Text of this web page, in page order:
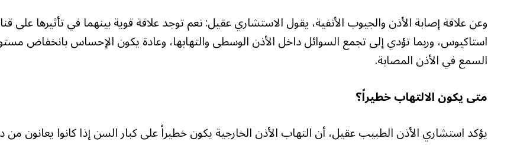
وعن علاقة إصابة الأذن والجيوب الأنفية، يقول الاستشاري عقيل: نعم توجد علاقة قوية بينهما في تأثيرها على
استاكيوس، وربما تؤدي إلى تجمع السوائل داخل الأذن الوسطى والتهابها، وعادة يكون الإحساس بانخفاض
السمع في الأذن المصابة.
متى يكون الالتهاب خطيراً؟
يؤكد استشاري الأذن الطبيب عقيل، أن التهاب الأذن الخارجية يكون خطيراً على كبار السن إذا كانوا يعانون من